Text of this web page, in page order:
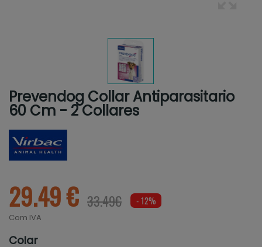
Prevendog Collar Antiparasitario
60 Cm - 2 Collares
29.49 € 33.49€ - 12%
Com IVA
Colar